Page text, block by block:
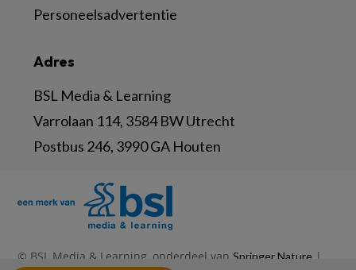
Adres
BSL Media & Learning
Varrolaan 114, 3584 BW Utrecht
Postbus 246, 3990 GA Houten
Personeelsadvertentie
© BSL Media & Learning, onderdeel van Springer Nature |